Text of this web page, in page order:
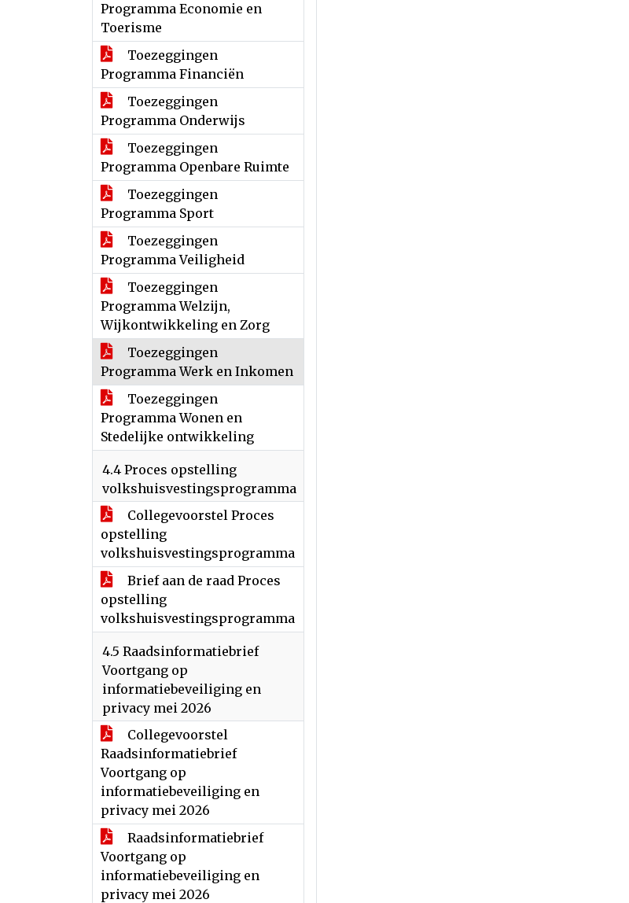
Programma Economie en
Toerisme
Toezeggingen
Programma Financiën
Toezeggingen
Programma Onderwijs
Toezeggingen
Programma Openbare Ruimte
Toezeggingen
Programma Sport
Toezeggingen
Programma Veiligheid
Toezeggingen
Programma Welzijn,
Wijkontwikkeling en Zorg
Toezeggingen
Programma Werk en Inkomen
Toezeggingen
Programma Wonen en
Stedelijke ontwikkeling
4.4 Proces opstelling
volkshuisvestingsprogramma
Collegevoorstel Proces
opstelling
volkshuisvestingsprogramma
Brief aan de raad Proces
opstelling
volkshuisvestingsprogramma
4.5 Raadsinformatiebrief
Voortgang op
informatiebeveiliging en
privacy mei 2026
Collegevoorstel
Raadsinformatiebrief
Voortgang op
informatiebeveiliging en
privacy mei 2026
Raadsinformatiebrief
Voortgang op
informatiebeveiliging en
privacy mei 2026